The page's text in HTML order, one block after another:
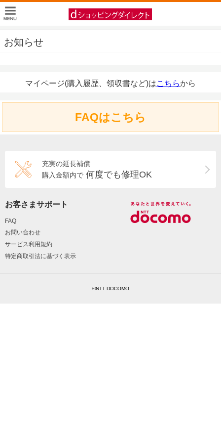
お知らせ
マイページ(購入履歴、領収書など)はこちらから
FAQはこちら
充実の延長補償
購入金額内で 何度でも修理OK
お客さまサポート
FAQ
お問い合わせ
サービス利用規約
特定商取引法に基づく表示
©NTT DOCOMO